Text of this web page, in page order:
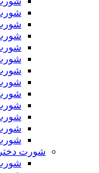
شورت
شورت
شورت